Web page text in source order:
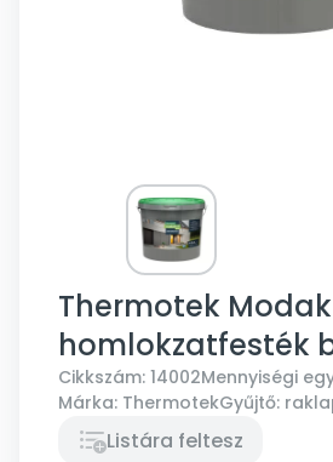
Thermotek
homlokzatfesték
Cikkszám: 14002Mennyiségi
Márka: ThermotekGyűjtő:
Listára feltesz